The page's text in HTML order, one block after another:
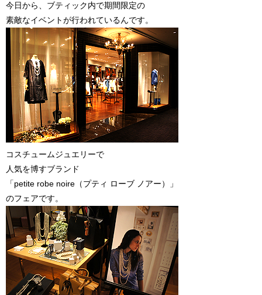
今日から、ブティック内で期間限定の
素敵なイベントが行われているんです。
コスチュームジュエリーで
人気を博すブランド
「petite robe noire（プティ ローブ ノアー）」
のフェアです。